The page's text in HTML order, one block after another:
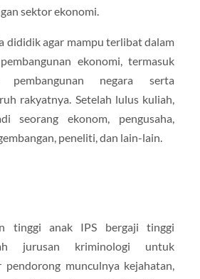
sektor ekonomi.
dididik agar mampu terlibat dalam
ekonomi, termasuk
negara serta
rakyatnya. Setelah lulus kuliah,
seorang ekonom, pengusaha,
peneliti, dan lain-lain.
tinggi anak IPS bergaji tinggi
jurusan kriminologi untuk
pendorong munculnya kejahatan,